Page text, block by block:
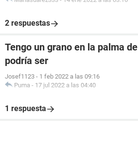
2 respuestas
Tengo un grano en la palma
podría ser
Josef1123 - 1 feb 2022 a las 09:16
Puma - 17 jul 2022 a las 04:40
1 respuesta